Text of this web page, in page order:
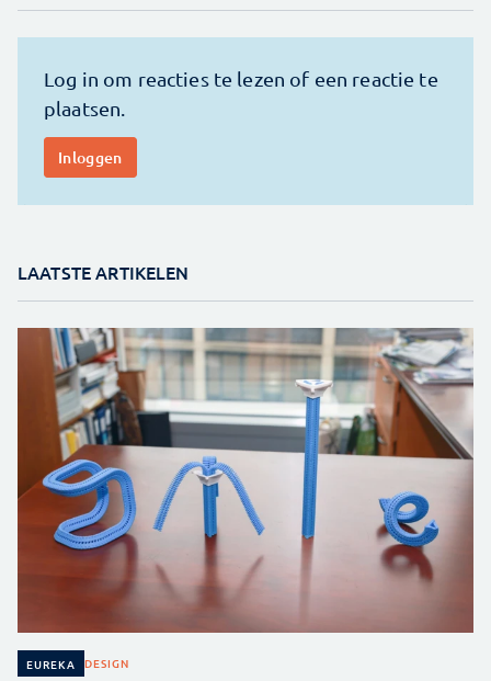
LAATSTE ARTIKELEN
EUREKA DESIGN